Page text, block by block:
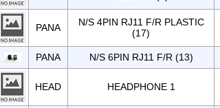
PANA
N/S 4PIN RJ11 F/R PLASTIC
(17)
PANA N/S 6PIN RJ11 F/R (13)
HEAD HEADPHONE 1